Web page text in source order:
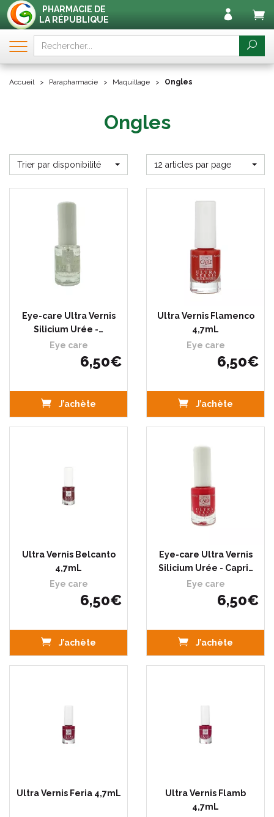
PHARMACIE DE
LA RÉPUBLIQUE
Accueil Parapharmacie Maquillage Ongles
Ongles
Trier par disponibilité 12 articles par page
Eye-care Ultra Vernis
Silicium Urée -…
Eye care
6,50€
J’achète
Ultra Vernis Flamenco
4,7mL
Eye care
6,50€
J’achète
Ultra Vernis Belcanto
4,7mL
Eye care
6,50€
J’achète
Eye-care Ultra Vernis
Silicium Urée - Capri…
Eye care
6,50€
J’achète
Ultra Vernis Feria 4,7mL
Ultra Vernis Flamb
4,7mL